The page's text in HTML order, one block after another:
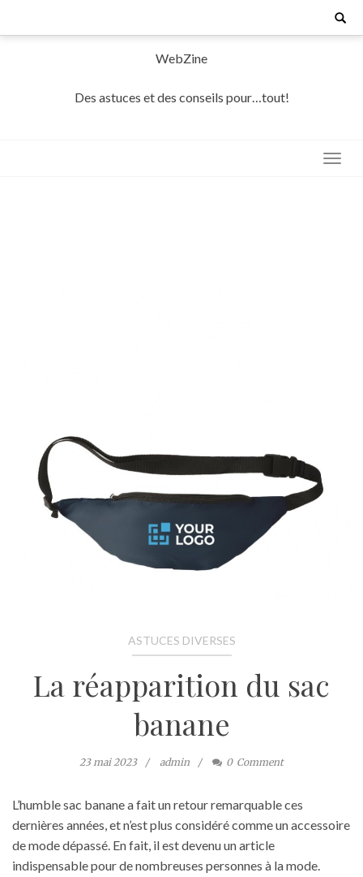
Search
WebZine
Des astuces et des conseils pour…tout!
ASTUCES DIVERSES
La réapparition du sac
banane
23 mai 2023 admin 0 Comment
L’humble sac banane a fait un retour remarquable ces
dernières années, et n’est plus considéré comme un accessoire
de mode dépassé. En fait, il est devenu un article
indispensable pour de nombreuses personnes à la mode.